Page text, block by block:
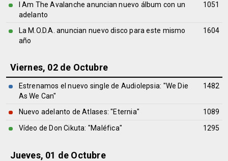
I Am The Avalanche anuncian nuevo álbum con un
adelanto
1051
La M.O.D.A. anuncian nuevo disco para este mismo
año
1604
Viernes, 02 de Octubre
Estrenamos el nuevo single de Audiolepsia: "We Die
As We Can"
1482
Nuevo adelanto de Atlases: "Eternia"
1089
Vídeo de Don Cikuta: "Maléfica"
1295
Jueves, 01 de Octubre